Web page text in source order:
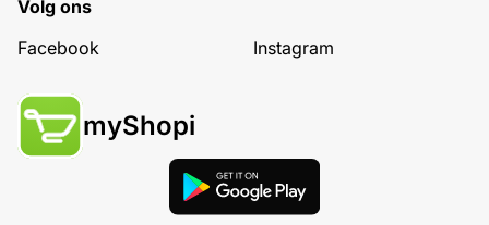
Volg ons
Facebook
Instagram
myShopi